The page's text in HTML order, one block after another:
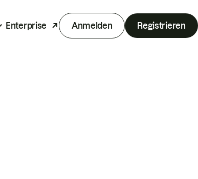
Enterprise Anmelden Registrieren